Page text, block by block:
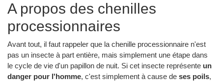
A propos des chenilles
processionnaires
Avant tout, il faut rappeler que la chenille processionnaire n'est
pas un insecte à part entière, mais simplement une étape dans
le cycle de vie d'un papillon de nuit. Si cet insecte représente un
danger pour l'homme, c'est simplement à cause de ses poils,